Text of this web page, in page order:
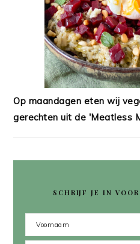
Op maandagen eten wij
gerechten uit de 'Meatless
SCHRIJF JE IN